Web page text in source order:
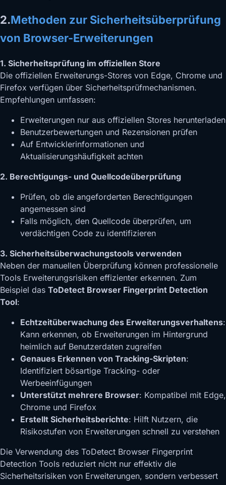
2.Methoden zur Sicherheitsüberprüfung
von Browser-Erweiterungen
1. Sicherheitsprüfung im offiziellen Store
Die offiziellen Erweiterungs-Stores von Edge, Chrome und
Firefox verfügen über Sicherheitsprüfmechanismen.
Empfehlungen umfassen:
Erweiterungen nur aus offiziellen Stores herunterladen
Benutzerbewertungen und Rezensionen prüfen
Auf Entwicklerinformationen und
Aktualisierungshäufigkeit achten
2. Berechtigungs- und Quellcodeüberprüfung
Prüfen, ob die angeforderten Berechtigungen
angemessen sind
Falls möglich, den Quellcode überprüfen, um
verdächtigen Code zu identifizieren
3. Sicherheitsüberwachungstools verwenden
Neben der manuellen Überprüfung können professionelle
Tools Erweiterungsrisiken effizienter erkennen. Zum
Beispiel das ToDetect Browser Fingerprint Detection
Tool:
Echtzeitüberwachung des Erweiterungsverhaltens:
Kann erkennen, ob Erweiterungen im Hintergrund
heimlich auf Benutzerdaten zugreifen
Genaues Erkennen von Tracking-Skripten:
Identifiziert bösartige Tracking- oder
Werbeeinfügungen
Unterstützt mehrere Browser: Kompatibel mit Edge,
Chrome und Firefox
Erstellt Sicherheitsberichte: Hilft Nutzern, die
Risikostufen von Erweiterungen schnell zu verstehen
Die Verwendung des ToDetect Browser Fingerprint
Detection Tools reduziert nicht nur effektiv die
Sicherheitsrisiken von Erweiterungen, sondern verbessert